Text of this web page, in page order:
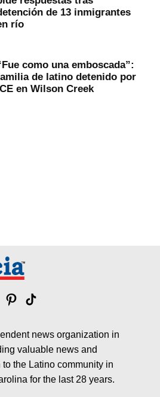
de 13 inmigrantes
río
como una emboscada”:
de latino detenido por
en Wilson Creek
Pinterest
Tik
news organization in
valuable news and
the Latino community in
for the last 28 years.